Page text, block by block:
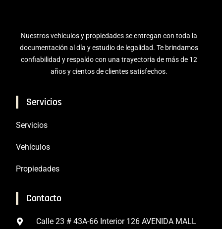
Nuestros vehículos y propiedades se entregan con toda la
documentación al día y estudio de legalidad. Te brindamos
confiabilidad y respaldo con una trayectoria de más de 12
años y cientos de clientes satisfechos.
Servicios
Servicios
Vehículos
Propiedades
Contacto
Calle 23 # 43A-66 Interior 126 AVENIDA MALL